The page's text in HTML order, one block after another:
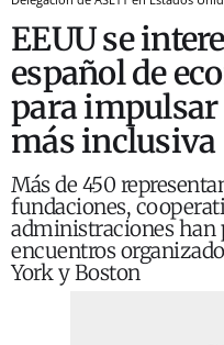
EEUU se
español de
para
más inclusiva
Más de 450
fundaciones,
administraciones han
encuentros
York y Boston